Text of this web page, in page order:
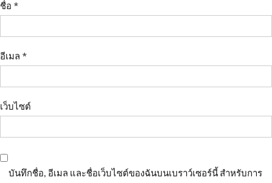
ชื่อ *
อีเมล *
เว็บไซต์
บันทึกชื่อ, อีเมล และชื่อเว็บไซต์ของฉันบนเบราว์เซอร์นี้ สำหรับการ